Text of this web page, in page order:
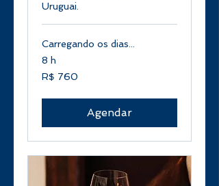
Uruguai.
Carregando os dias...
8 h
760
Reais
R$ 760
Agendar